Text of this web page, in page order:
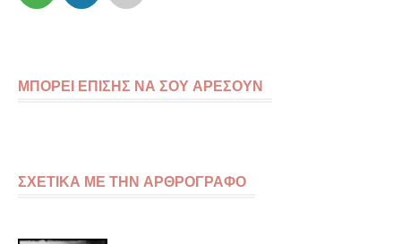
ΜΠΟΡΕΙ ΕΠΙΣΗΣ ΝΑ ΣΟΥ ΑΡΕΣΟΥΝ
ΣΧΕΤΙΚΑ ΜΕ ΤΗΝ ΑΡΘΡΟΓΡΑΦΟ